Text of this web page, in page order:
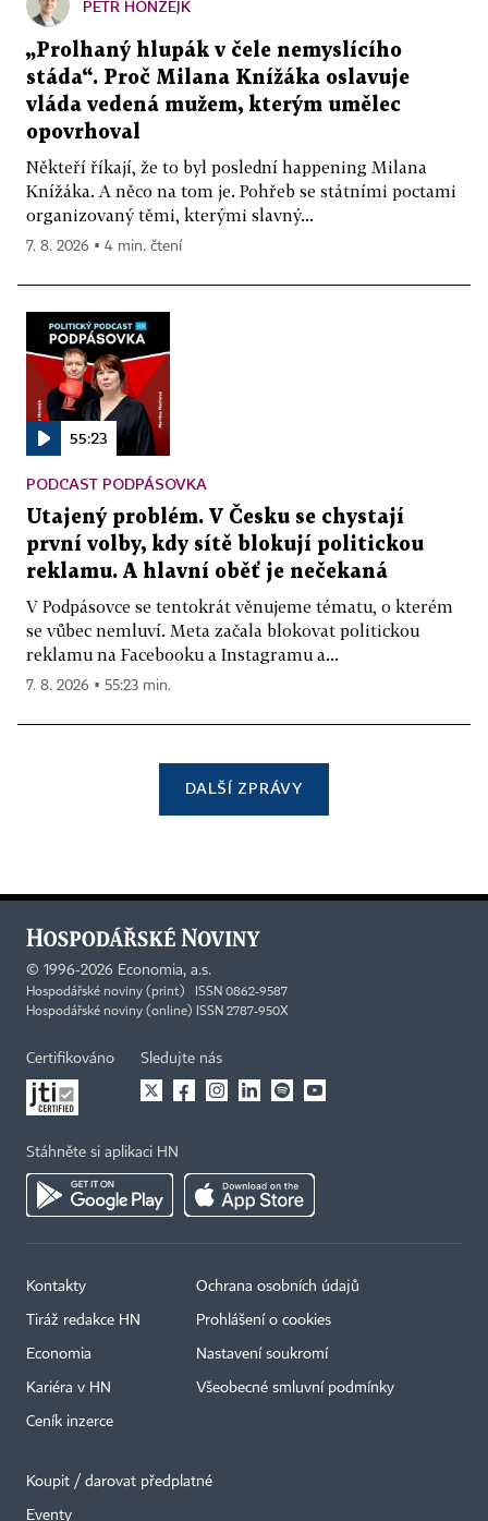
PETR HONZEJK
„Prolhaný hlupák v čele nemyslícího
stáda“. Proč Milana Knížáka oslavuje
vláda vedená mužem, kterým umělec
opovrhoval
Někteří říkají, že to byl poslední happening Milana
Knížáka. A něco na tom je. Pohřeb se státními poctami
organizovaný těmi, kterými slavný...
7. 8. 2026 ▪ 4 min. čtení
55:23
PODCAST PODPÁSOVKA
Utajený problém. V Česku se chystají
první volby, kdy sítě blokují politickou
reklamu. A hlavní oběť je nečekaná
V Podpásovce se tentokrát věnujeme tématu, o kterém
se vůbec nemluví. Meta začala blokovat politickou
reklamu na Facebooku a Instagramu a...
7. 8. 2026 ▪ 55:23 min.
DALŠÍ ZPRÁVY
© 1996-2026 Economia, a.s.
Hospodářské noviny (print) ISSN 0862-9587
Hospodářské noviny (online) ISSN 2787-950X
Certifikováno Sledujte nás
Stáhněte si aplikaci HN
Kontakty
Tiráž redakce HN
Economia
Kariéra v HN
Ceník inzerce
Ochrana osobních údajů
Prohlášení o cookies
Nastavení soukromí
Všeobecné smluvní podmínky
Koupit / darovat předplatné
Eventy